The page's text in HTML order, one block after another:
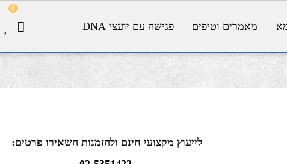
0
מאמרים וטיפים פגישה עם יועצי DNA
לייעוץ מקצועי חינם ולהזמנות השאירו פרטים: